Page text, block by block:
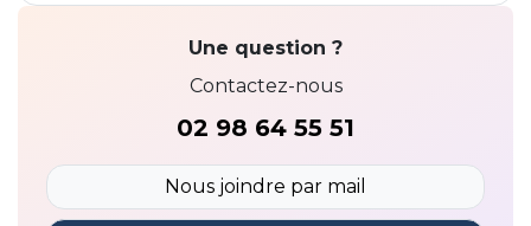
Une question ?
Contactez-nous
02 98 64 55 51
Nous joindre par mail